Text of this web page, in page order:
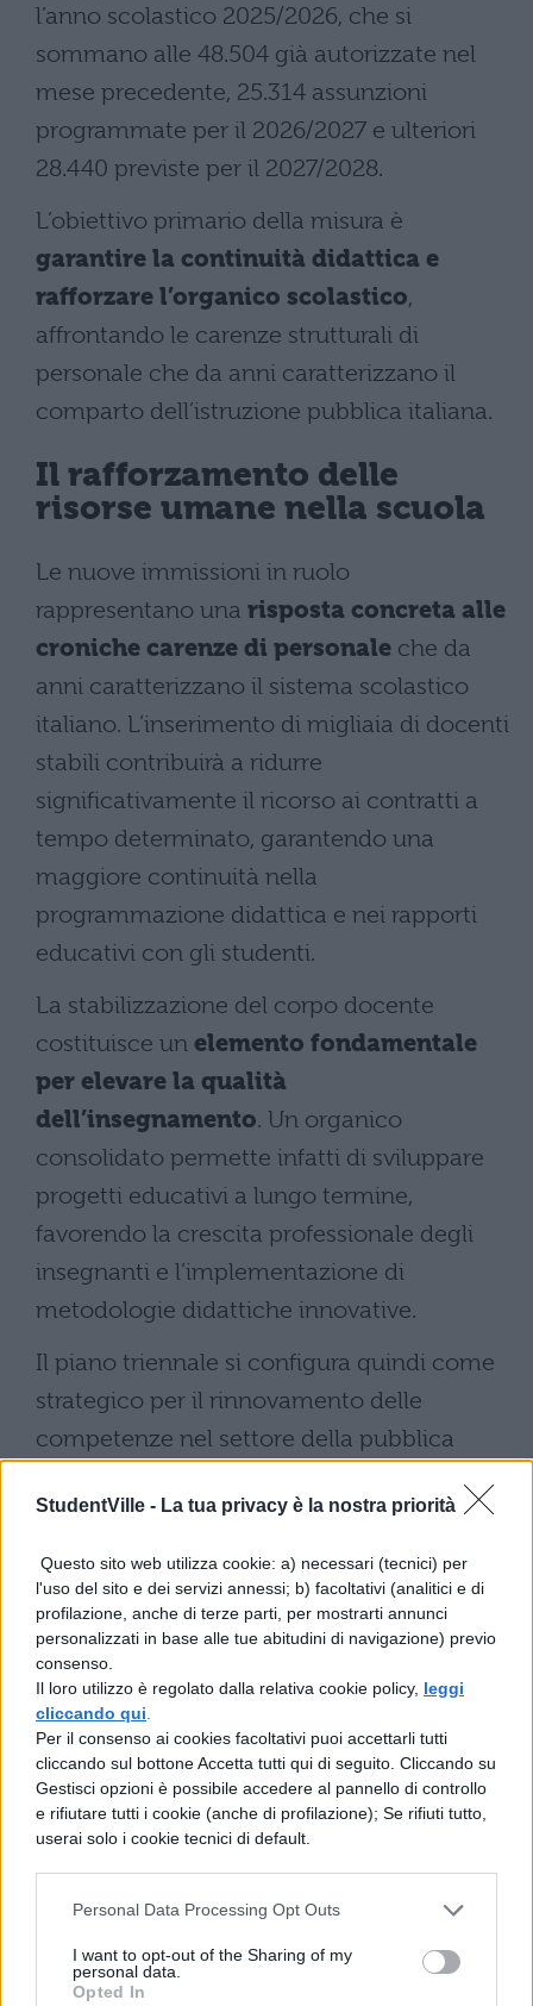
StudentVille - La tua privacy è la nostra priorità
Questo sito web utilizza cookie: a) necessari (tecnici) per
l'uso del sito e dei servizi annessi; b) facoltativi (analitici e di
profilazione, anche di terze parti, per mostrarti annunci
personalizzati in base alle tue abitudini di navigazione) previo
consenso.
Il loro utilizzo è regolato dalla relativa cookie policy, leggi
cliccando qui
Per il consenso ai cookies facoltativi puoi accettarli tutti
cliccando sul bottone Accetta tutti qui di seguito. Cliccando su
Gestisci opzioni è possibile accedere al pannello di controllo
e rifiutare tutti i cookie (anche di profilazione); Se rifiuti tutto,
userai solo i cookie tecnici di default.
Personal Data Processing Opt Outs
I want to opt-out of the Sharing of my
personal data.
Opted In
l’anno scolastico 2025/2026, che si
sommano alle 48.504 già autorizzate nel
mese precedente, 25.314 assunzioni
programmate per il 2026/2027 e ulteriori
28.440 previste per il 2027/2028.
L’obiettivo primario della misura è
garantire la continuità didattica e
rafforzare l’organico scolastico,
affrontando le carenze strutturali di
personale che da anni caratterizzano il
comparto dell’istruzione pubblica italiana.
Il rafforzamento delle
risorse umane nella scuola
Le nuove immissioni in ruolo
rappresentano una risposta concreta alle
croniche carenze di personale che da
anni caratterizzano il sistema scolastico
italiano. L’inserimento di migliaia di docenti
stabili contribuirà a ridurre
significativamente il ricorso ai contratti a
tempo determinato, garantendo una
maggiore continuità nella
programmazione didattica e nei rapporti
educativi con gli studenti.
La stabilizzazione del corpo docente
costituisce un elemento fondamentale
per elevare la qualità
dell’insegnamento. Un organico
consolidato permette infatti di sviluppare
progetti educativi a lungo termine,
favorendo la crescita professionale degli
insegnanti e l’implementazione di
metodologie didattiche innovative.
Il piano triennale si configura quindi come
strategico per il rinnovamento delle
competenze nel settore della pubblica
ambiente scolastico più efficiente e
orientato all’eccellenza educativa.
L’impatto sul comparto
dell’istruzione
Le oltre 58.000 assunzioni previste dal
piano triennale rappresentano
un’iniezione di stabilità per l’intero
sistema scolastico. I docenti
beneficeranno di maggiori garanzie
contrattuali e prospettive di carriera,
mentre gli studenti potranno contare su
una continuità didattica rafforzata e su